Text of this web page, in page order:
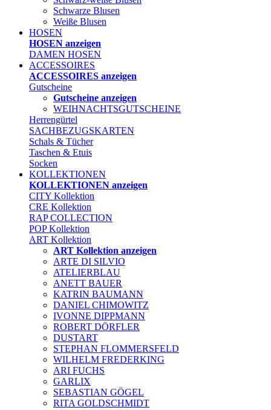
Schwarze Blusen
Weiße Blusen
HOSEN
HOSEN anzeigen
DAMEN HOSEN
ACCESSOIRES
ACCESSOIRES anzeigen
Gutscheine
Gutscheine anzeigen
WEIHNACHTSGUTSCHEINE
Herrengürtel
SACHBEZUGSKARTEN
Schals & Tücher
Taschen & Etuis
Socken
KOLLEKTIONEN
KOLLEKTIONEN anzeigen
CITY Kollektion
CRE Kollektion
RAP COLLECTION
POP Kollektion
ART Kollektion
ART Kollektion anzeigen
ARTE DI SILVIO
ATELIERBLAU
ANETT BAUER
KATRIN BAUMANN
DANIEL CHIMOWITZ
IVONNE DIPPMANN
ROBERT DÖRFLER
DUSTART
STEPHAN FLOMMERSFELD
WILHELM FREDERKING
ARI FUCHS
GARLIX
SEBASTIAN GÖGEL
RITA GOLDSCHMIDT